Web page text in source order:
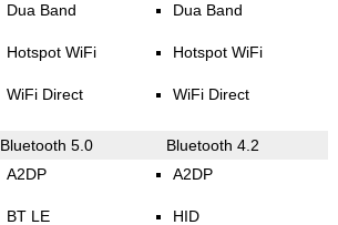
Dua Band
Hotspot WiFi
WiFi Direct
Dua Band
Hotspot WiFi
WiFi Direct
Bluetooth 5.0 Bluetooth 4.2
A2DP
BT LE
A2DP
HID